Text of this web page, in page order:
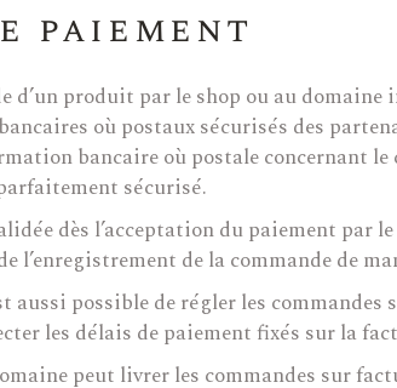
paiement
d’un produit par le shop ou au
où postaux sécurisés des
bancaire où postale concernant
sécurisé.
dès l’acceptation du paiement par
l’enregistrement de la commande de
aussi possible de régler les
les délais de paiement fixés sur la
peut livrer les commandes sur